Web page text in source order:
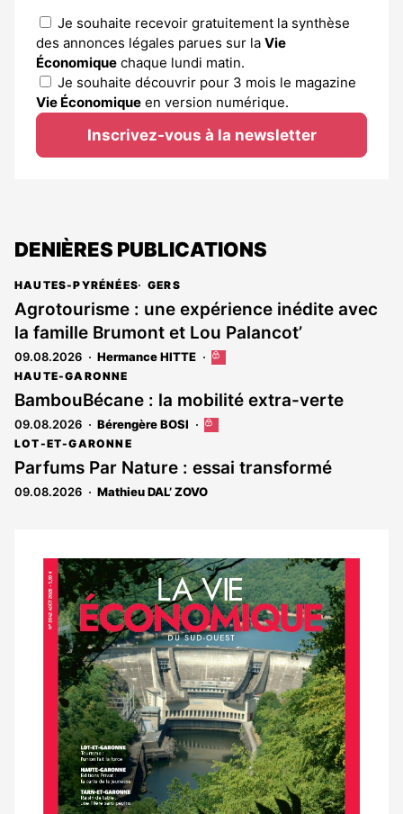
Je souhaite recevoir gratuitement la synthèse
des annonces légales parues sur la Vie
Économique chaque lundi matin.
Je souhaite découvrir pour 3 mois le magazine
Vie Économique en version numérique.
Inscrivez-vous à la newsletter
DENIÈRES PUBLICATIONS
HAUTES-PYRÉNÉES GERS
Agrotourisme : une expérience inédite avec
la famille Brumont et Lou Palancot’
09.08.2026 Hermance HITTE
Cet
est
réservé
aux
HAUTE-GARONNE
BambouBécane : la mobilité extra-verte
09.08.2026 Bérengère BOSI
Cet
réservé
aux
LOT-ET-GARONNE
Parfums Par Nature : essai transformé
09.08.2026 Mathieu DAL’ ZOVO
Notre
dernier
magazine